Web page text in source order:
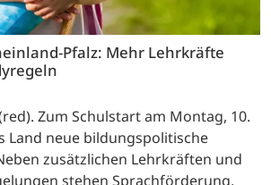
Pfalz: Mehr Lehrkräfte
Zum Schulstart am Montag, 10.
Land neue bildungspolitische
zusätzlichen Lehrkräften und
stehen Sprachförderung,